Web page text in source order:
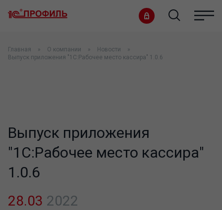
Главная О компании
Новости
Выпуск приложения "1С:Рабочее место кассира" 1.0.6
Выпуск приложения
"1С:Рабочее место кассира"
1.0.6
28.03 2022